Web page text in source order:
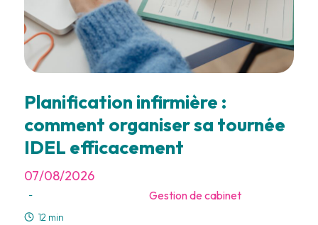
Planification infirmière :
comment organiser sa tournée
IDEL efficacement
07/08/2026
- Gestion de cabinet
12 min